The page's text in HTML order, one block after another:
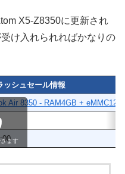
X5-Z8350に更新され
け入れられればかなりの
シュセール情報
Air 8350 - RAM4GB +
ます